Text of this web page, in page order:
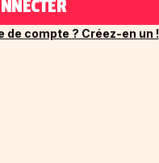
de compte ? Créez-en un !